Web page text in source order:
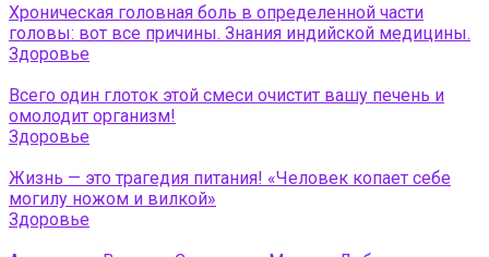
Хроническая головная боль в определенной части
головы: вот все причины. Знания индийской медицины.
Здоровье
Всего один глоток этой смеси очистит вашу печень и
омолодит организм!
Здоровье
Жизнь — это трагедия питания! «Человек копает себе
могилу ножом и вилкой»
Здоровье